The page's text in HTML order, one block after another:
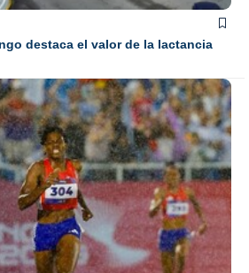
destaca el valor de la lactancia